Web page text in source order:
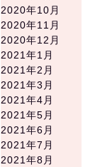
2020年10月
2020年11月
2020年12月
2021年1月
2021年2月
2021年3月
2021年4月
2021年5月
2021年6月
2021年7月
2021年8月